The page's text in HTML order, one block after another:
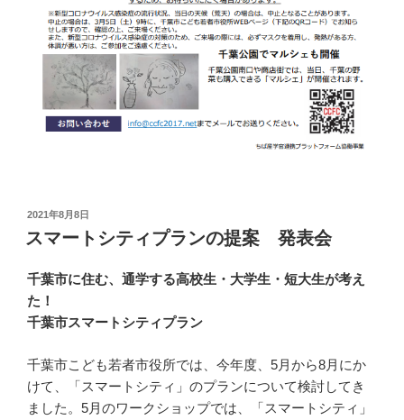
投
稿
日:
2021年8月8日
スマートシティプランの提案 発表会
千葉市に住む、通学する高校生・大学生・短大生が考え
た！
千葉市スマートシティプラン
千葉市こども若者市役所では、今年度、5月から8月にか
けて、「スマートシティ」のプランについて検討してき
ました。5月のワークショップでは、「スマートシティ」